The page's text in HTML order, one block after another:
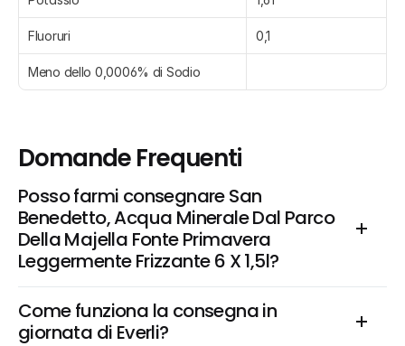
Fluoruri 0,1
Meno dello 0,0006% di Sodio
Domande Frequenti
Posso farmi consegnare San
Benedetto, Acqua Minerale Dal Parco
Della Majella Fonte Primavera
Leggermente Frizzante 6 X 1,5l?
Come funziona la consegna in
giornata di Everli?